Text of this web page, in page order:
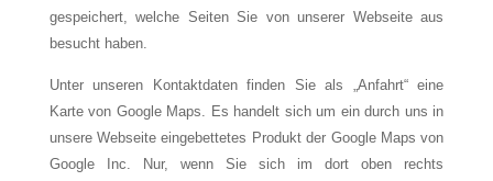
gespeichert, welche Seiten Sie von unserer Webseite aus
besucht haben.
Unter unseren Kontaktdaten finden Sie als „Anfahrt“ eine
Karte von Google Maps. Es handelt sich um ein durch uns in
unsere Webseite eingebettetes Produkt der Google Maps von
Google Inc. Nur, wenn Sie sich im dort oben rechts